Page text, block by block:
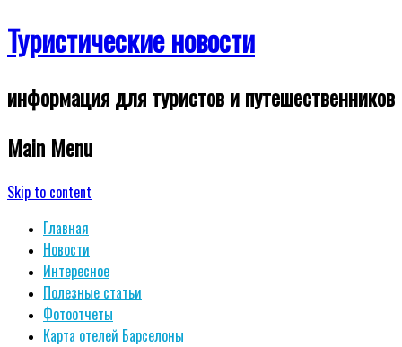
Туристические новости
информация для туристов и путешественников
Main Menu
Skip to content
Главная
Новости
Интересное
Полезные статьи
Фотоотчеты
Карта отелей Барселоны